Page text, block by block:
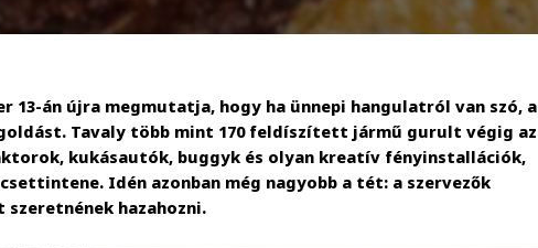
13-án újra megmutatja, hogy ha ünnepi hangulatról van szó, a
Tavaly több mint 170 feldíszített jármű gurult végig az
kukásautók, buggyk és olyan kreatív fényinstallációk,
Idén azonban még nagyobb a tét: a szervezők
hazahozni.